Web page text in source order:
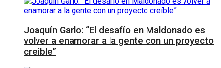
Joaquín Garlo: “El desafío en Maldonado es
volver a enamorar a la gente con un proyecto
creíble”